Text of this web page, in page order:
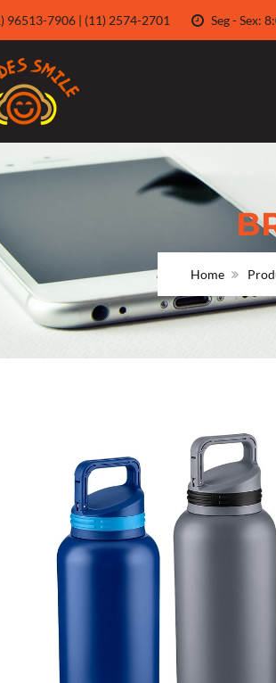
96513-7906 | (11) 2574-2701 Seg - Sex:
Home